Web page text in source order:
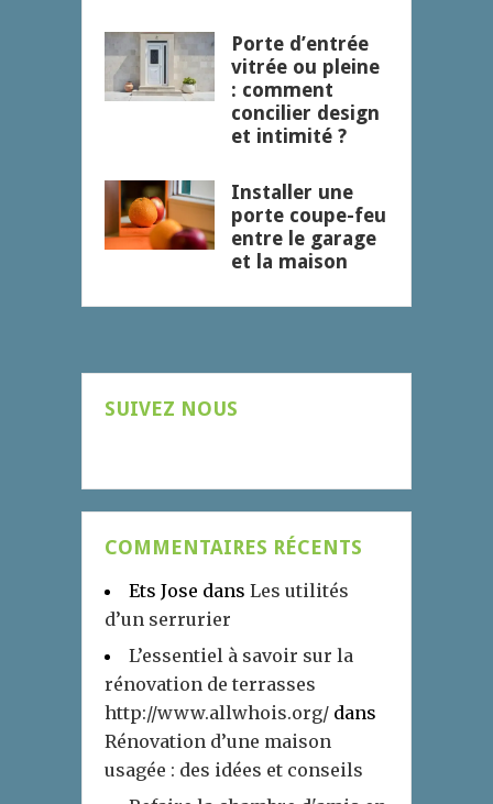
Porte d’entrée
vitrée ou pleine
: comment
concilier design
et intimité ?
Installer une
porte coupe-feu
entre le garage
et la maison
SUIVEZ NOUS
COMMENTAIRES RÉCENTS
Ets Jose dans Les utilités
d’un serrurier
L’essentiel à savoir sur la
rénovation de terrasses
http://www.allwhois.org/ dans
Rénovation d’une maison
usagée : des idées et conseils